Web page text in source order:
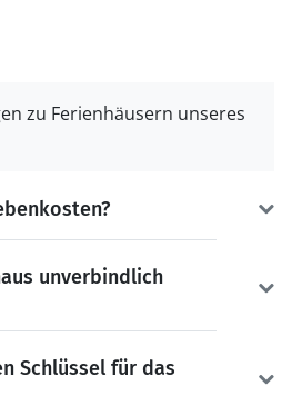
zu Ferienhäusern unseres
unverbindlich
Schlüssel für das